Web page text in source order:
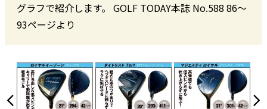
グラフで紹介します。 GOLF TODAY本誌 No.588 86〜
93ページより